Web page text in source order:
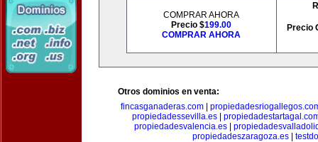
COMPRAR AHORA
Precio $199.00
COMPRAR AHORA
Precio
Otros dominios en venta:
fincasganaderas.com
propiedadessevilla.es
propiedadesvalencia.es|
propiedadeszaragoza.es|